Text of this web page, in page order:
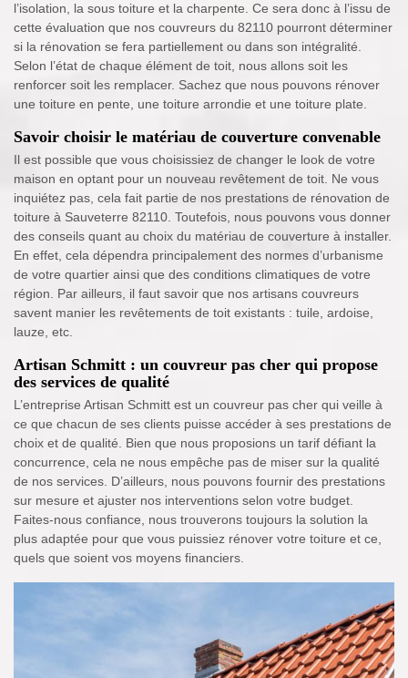
l’isolation, la sous toiture et la charpente. Ce sera donc à l’issu de
cette évaluation que nos couvreurs du 82110 pourront déterminer
si la rénovation se fera partiellement ou dans son intégralité.
Selon l’état de chaque élément de toit, nous allons soit les
renforcer soit les remplacer. Sachez que nous pouvons rénover
une toiture en pente, une toiture arrondie et une toiture plate.
Savoir choisir le matériau de couverture convenable
Il est possible que vous choisissiez de changer le look de votre
maison en optant pour un nouveau revêtement de toit. Ne vous
inquiétez pas, cela fait partie de nos prestations de rénovation de
toiture à Sauveterre 82110. Toutefois, nous pouvons vous donner
des conseils quant au choix du matériau de couverture à installer.
En effet, cela dépendra principalement des normes d’urbanisme
de votre quartier ainsi que des conditions climatiques de votre
région. Par ailleurs, il faut savoir que nos artisans couvreurs
savent manier les revêtements de toit existants : tuile, ardoise,
lauze, etc.
Artisan Schmitt : un couvreur pas cher qui propose
des services de qualité
L’entreprise Artisan Schmitt est un couvreur pas cher qui veille à
ce que chacun de ses clients puisse accéder à ses prestations de
choix et de qualité. Bien que nous proposions un tarif défiant la
concurrence, cela ne nous empêche pas de miser sur la qualité
de nos services. D’ailleurs, nous pouvons fournir des prestations
sur mesure et ajuster nos interventions selon votre budget.
Faites-nous confiance, nous trouverons toujours la solution la
plus adaptée pour que vous puissiez rénover votre toiture et ce,
quels que soient vos moyens financiers.